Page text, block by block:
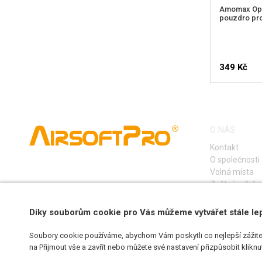
Amomax
pouzdro
349 Kč
O NÁS
Kontakt
O společnosti
Volná místa
Zpětný odběr
Díky souborům cookie pro Vás můžeme vytvářet stále
Soubory cookie používáme, abychom Vám poskytli co nejlepší
na Přijmout vše a zavřít nebo můžete své nastavení přizpůsobit